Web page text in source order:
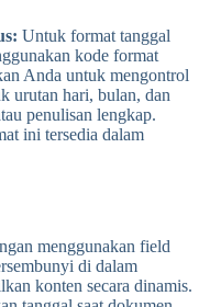
Untuk format tanggal
kode format
Anda untuk mengontrol
urutan hari, bulan, dan
penulisan lengkap.
ini tersedia dalam
menggunakan field
di dalam
konten secara dinamis.